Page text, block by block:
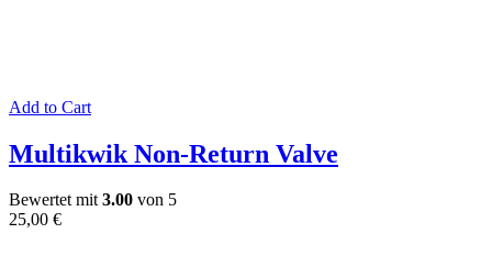
Add to Cart
Multikwik Non-Return Valve
Bewertet mit3.00 von 5
25,00 €